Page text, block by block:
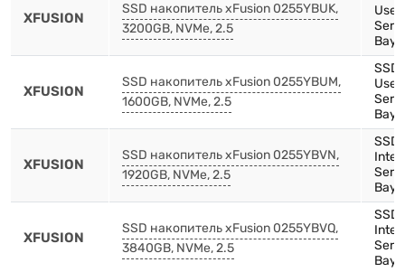
XFUSION
SSD накопитель xFusion 0255YBUK,
3200GB, NVMe, 2.5
Bay)
XFUSION
SSD накопитель xFusion 0255YBUM,
1600GB, NVMe, 2.5
Bay)
XFUSION
SSD накопитель xFusion 0255YBVN,
1920GB, NVMe, 2.5
Bay)
XFUSION
SSD накопитель xFusion 0255YBVQ,
3840GB, NVMe, 2.5
Bay)